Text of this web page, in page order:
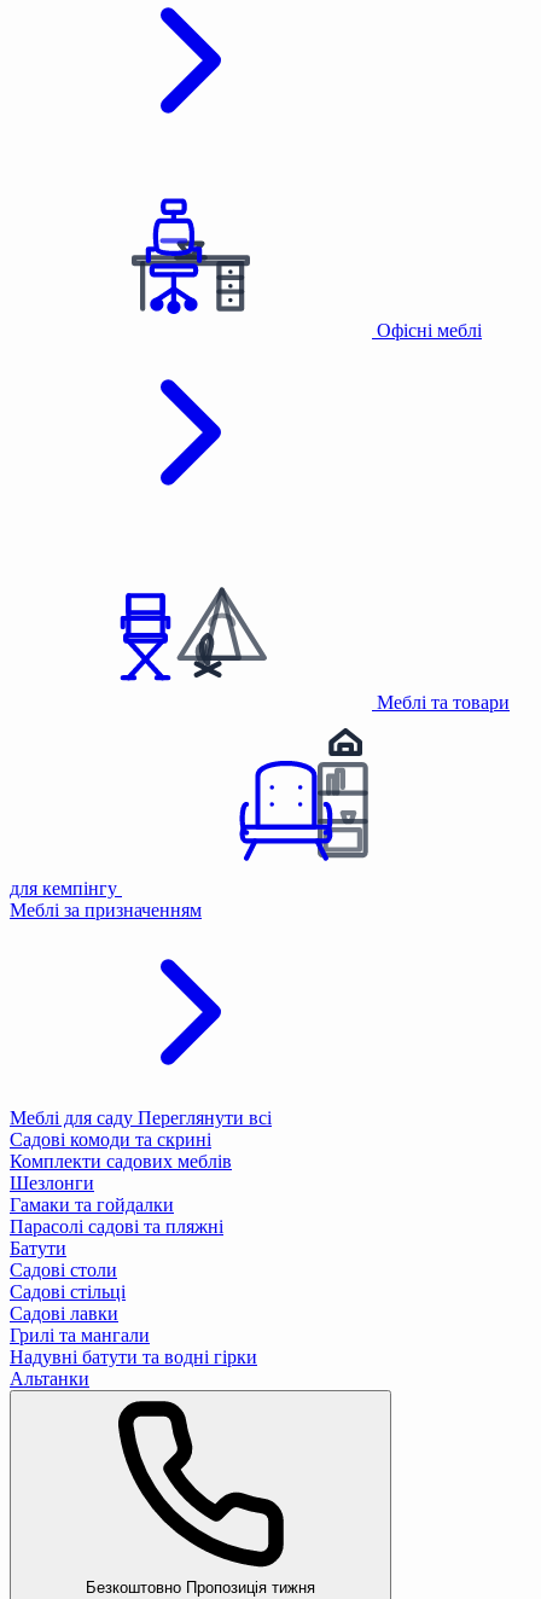
Офісні меблі
Меблі та товари
для кемпінгу
Меблі за призначенням
Меблі для саду Переглянути всі
Садові комоди та скрині
Комплекти садових меблів
Шезлонги
Гамаки та гойдалки
Парасолі садові та пляжні
Батути
Садові столи
Садові стільці
Садові лавки
Грилі та мангали
Надувні батути та водні гірки
Альтанки
Безкоштовно Пропозиція тижня